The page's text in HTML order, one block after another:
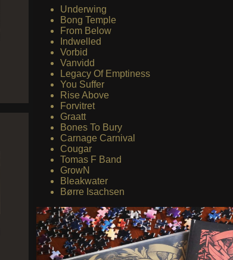
Underwing
Bong Temple
From Below
Indwelled
Vorbid
Vanvidd
Legacy Of Emptiness
You Suffer
Rise Above
Forvitret
Graatt
Bones To Bury
Carnage Carnival
Cougar
Tomas F Band
GrowN
Bleakwater
Børre Isachsen